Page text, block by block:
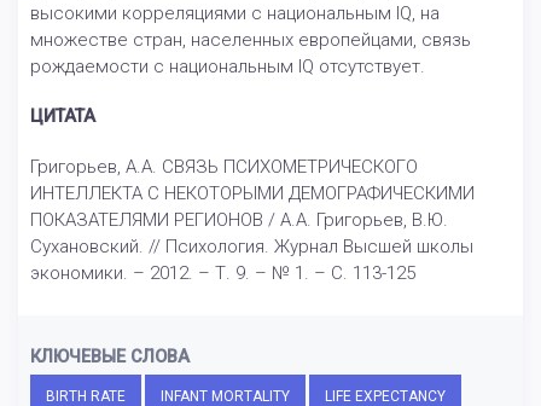
высокими корреляциями с национальным IQ, на
множестве стран, населенных европейцами, связь
рождаемости с национальным IQ отсутствует.
ЦИТАТА
Григорьев, А.А. СВЯЗЬ ПСИХОМЕТРИЧЕСКОГО
ИНТЕЛЛЕКТА С НЕКОТОРЫМИ ДЕМОГРАФИЧЕСКИМИ
ПОКАЗАТЕЛЯМИ РЕГИОНОВ / А.А. Григорьев, В.Ю.
Сухановский. // Психология. Журнал Высшей школы
экономики. – 2012. – Т. 9. – № 1. – С. 113-125
КЛЮЧЕВЫЕ СЛОВА
BIRTH RATE INFANT MORTALITY LIFE EXPECTANCY